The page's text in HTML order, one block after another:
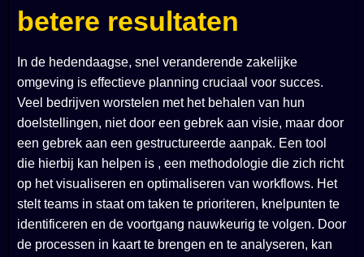
betere resultaten
In de hedendaagse, snel veranderende zakelijke
omgeving is effectieve planning cruciaal voor succes.
Veel bedrijven worstelen met het behalen van hun
doelstellingen, niet door een gebrek aan visie, maar door
een gebrek aan een gestructureerde aanpak. Een tool
die hierbij kan helpen is , een methodologie die zich richt
op het visualiseren en optimaliseren van workflows. Het
stelt teams in staat om taken te prioriteren, knelpunten te
identificeren en de voortgang nauwkeurig te volgen. Door
de processen in kaart te brengen en te analyseren, kan